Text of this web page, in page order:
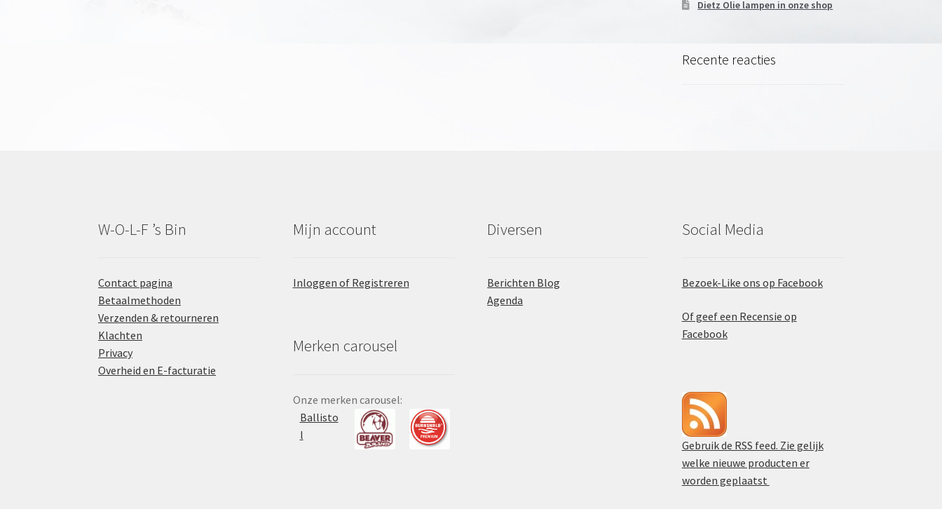
Dietz Olie lampen in onze shop
Recente reacties
W-O-L-F ’s Bin
Contact pagina
Betaalmethoden
Verzenden & retourneren
Klachten
Privacy
Overheid en E-facturatie
Mijn account
Inloggen of Registreren
Merken carousel
Onze merken carousel:
Ballisto
l
Diversen
Berichten Blog
Agenda
Social Media
Bezoek-Like ons op Facebook
Of geef een Recensie op
Facebook
Gebruik de RSS feed. Zie gelijk
welke nieuwe producten er
worden geplaatst